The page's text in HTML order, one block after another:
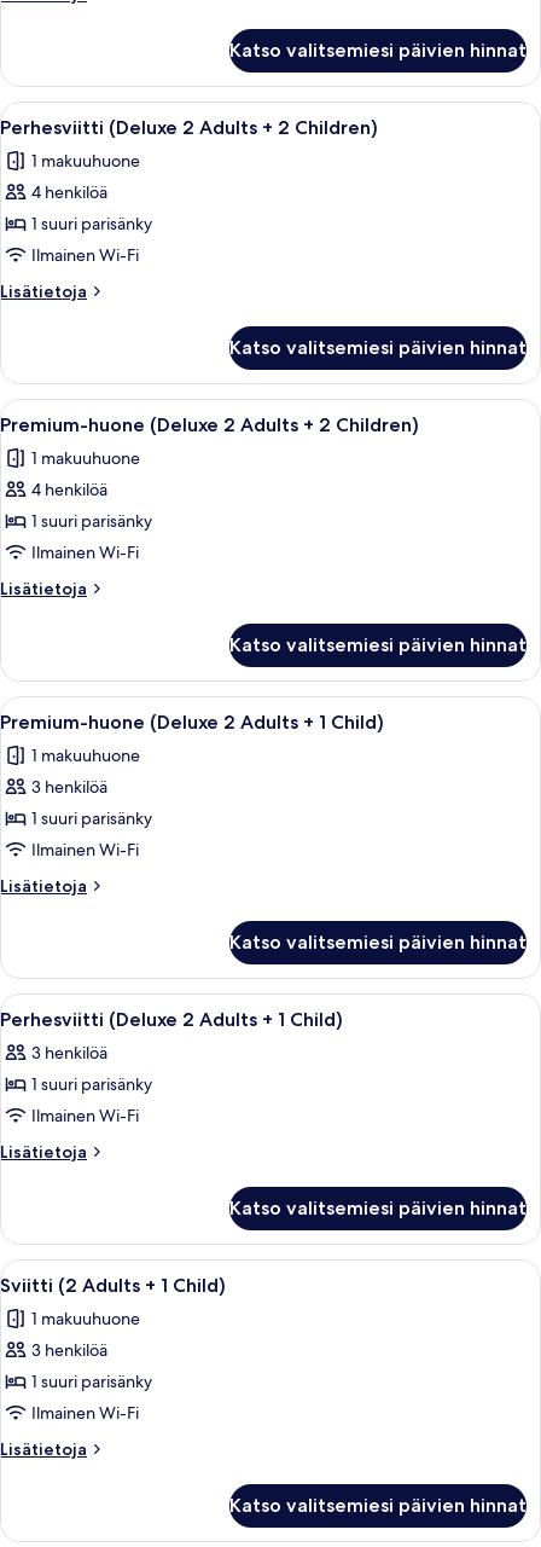
2
kuvat
Adults
2
Katso valitsemiesi päivien hinnat
Avaa
kaikki
huonetyypin
Perhesviitti
(Deluxe
2
Adults
+
Children)
kuvat
Moderni hotellihuone, jossa on
6
Perhesviitti (Deluxe 2 Adults + 2 Children)
1 makuuhuone
4 henkilöä
1 suuri parisänky
Ilmainen Wi-Fi
Lisätietoja
Lisätietoja
2
Adults
+
Children)
Katso valitsemiesi päivien hinnat
Avaa
kaikki
huonetyypin
Premium-
huone
(Deluxe
2
Adults
2
Children)
kuvat
Moderni hotellihuone, jossa on
5
Premium-huone (Deluxe 2 Adults + 2 Children)
1 makuuhuone
4 henkilöä
1 suuri parisänky
Ilmainen Wi-Fi
Lisätietoja
Lisätietoja
(Deluxe
Adults
2
Children)
Katso valitsemiesi päivien hinnat
Avaa
kaikki
huonetyypin
Premium-
huone
(Deluxe
2
Adults
1
Child)
kuvat
Moderni hotellihuone, jossa on
5
Premium-huone (Deluxe 2 Adults + 1 Child)
1 makuuhuone
3 henkilöä
1 suuri parisänky
Ilmainen Wi-Fi
Lisätietoja
Lisätietoja
(Deluxe
Adults
Child)
Katso valitsemiesi päivien hinnat
Avaa
kaikki
huonetyypin
Perhesviitti
(Deluxe
2
1
Child)
kuvat
Moderni hotellihuone, jossa on
6
Perhesviitti (Deluxe 2 Adults + 1 Child)
3 henkilöä
1 suuri parisänky
Ilmainen Wi-Fi
Lisätietoja
Lisätietoja
2
Adults
+
Child)
Katso valitsemiesi päivien hinnat
Avaa
kaikki
huonetyypin
Sviitti
(2
Adults
+
1
kuvat
Hotellihuone, jossa on sänky,
4
Sviitti (2 Adults + 1 Child)
1 makuuhuone
3 henkilöä
1 suuri parisänky
Ilmainen Wi-Fi
Lisätietoja
Lisätietoja
Adults
Katso valitsemiesi päivien hinnat